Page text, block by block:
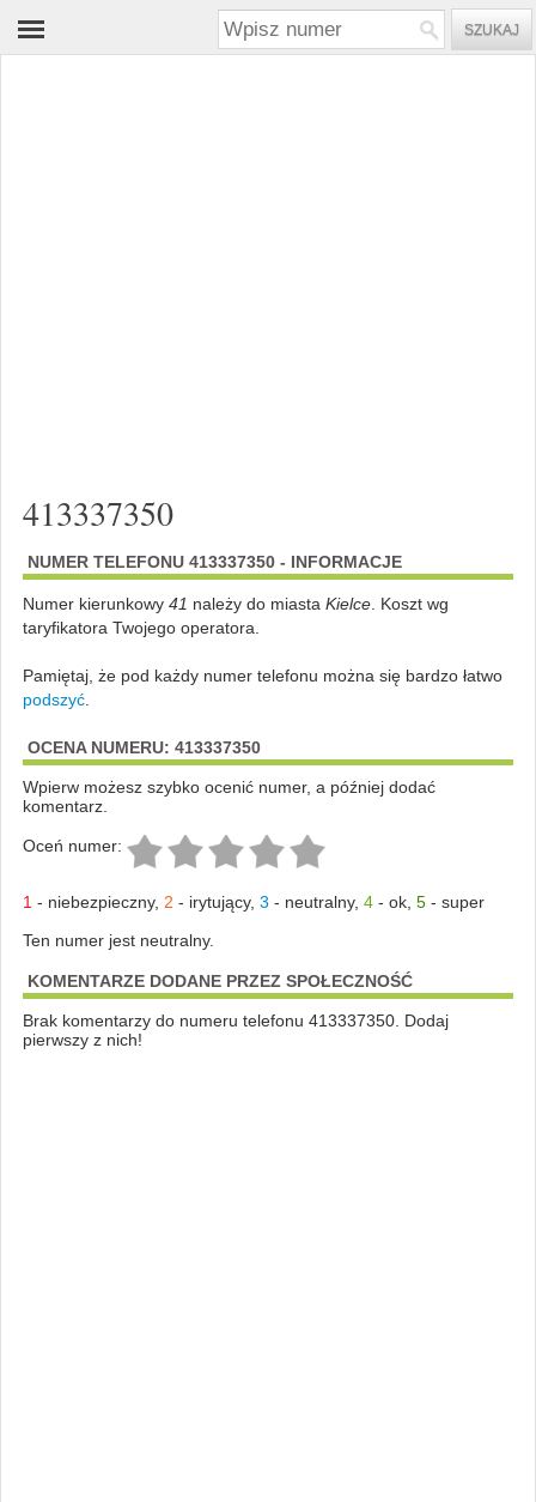
413337350
NUMER TELEFONU 413337350 - INFORMACJE
Numer kierunkowy 41 należy do miasta Kielce. Koszt wg
taryfikatora Twojego operatora.
Pamiętaj, że pod każdy numer telefonu można się bardzo łatwo
podszyć.
OCENA NUMERU: 413337350
Wpierw możesz szybko ocenić numer, a później dodać
komentarz.
Oceń numer:
1 - niebezpieczny, 2 - irytujący, 3 - neutralny, 4- ok, 5- super
Ten numer jest neutralny.
KOMENTARZE DODANE PRZEZ SPOŁECZNOŚĆ
Brak komentarzy do numeru telefonu 413337350. Dodaj
pierwszy z nich!